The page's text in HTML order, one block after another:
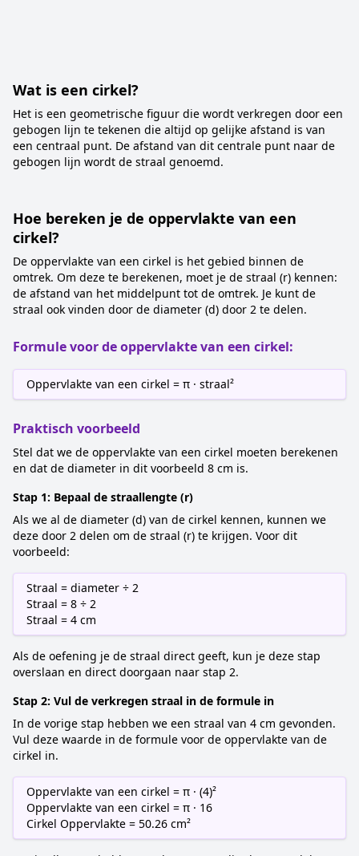
Wat is een cirkel?
Het is een geometrische figuur die wordt verkregen door een
gebogen lijn te tekenen die altijd op gelijke afstand is van
een centraal punt. De afstand van dit centrale punt naar de
gebogen lijn wordt de straal genoemd.
Hoe bereken je de oppervlakte van een
cirkel?
De oppervlakte van een cirkel is het gebied binnen de
omtrek. Om deze te berekenen, moet je de straal (r) kennen:
de afstand van het middelpunt tot de omtrek. Je kunt de
straal ook vinden door de diameter (d) door 2 te delen.
Formule voor de oppervlakte van een cirkel:
Oppervlakte van een cirkel = π · straal²
Praktisch voorbeeld
Stel dat we de oppervlakte van een cirkel moeten berekenen
en dat de diameter in dit voorbeeld 8 cm is.
Stap 1: Bepaal de straallengte (r)
Als we al de diameter (d) van de cirkel kennen, kunnen we
deze door 2 delen om de straal (r) te krijgen. Voor dit
voorbeeld:
Straal = diameter ÷ 2
Straal = 8 ÷ 2
Straal = 4 cm
Als de oefening je de straal direct geeft, kun je deze stap
overslaan en direct doorgaan naar stap 2.
Stap 2: Vul de verkregen straal in de formule in
In de vorige stap hebben we een straal van 4 cm gevonden.
Vul deze waarde in de formule voor de oppervlakte van de
cirkel in.
Oppervlakte van een cirkel = π · (4)²
Oppervlakte van een cirkel = π · 16
Cirkel Oppervlakte = 50.26 cm²